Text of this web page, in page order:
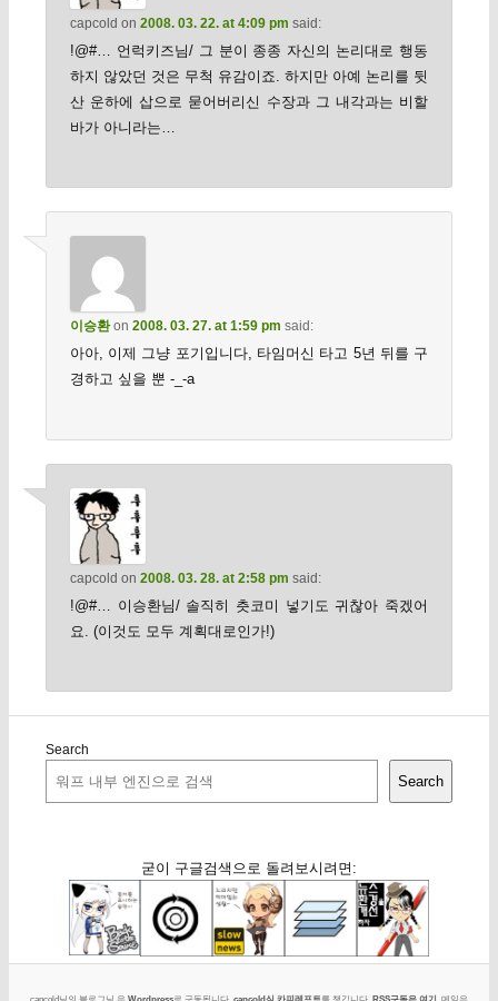
capcold on 2008. 03. 22. at 4:09 pm said:
!@#… 언럭키즈님/ 그 분이 종종 자신의 논리대로 행동
하지 않았던 것은 무척 유감이죠. 하지만 아예 논리를 뒷
산 운하에 삽으로 묻어버리신 수장과 그 내각과는 비할
바가 아니라는…
이승환on 2008. 03. 27. at 1:59 pm said:
아아, 이제 그냥 포기입니다, 타임머신 타고 5년 뒤를 구
경하고 싶을 뿐 -_-a
capcold on 2008. 03. 28. at 2:58 pm said:
!@#… 이승환님/ 솔직히 츳코미 넣기도 귀찮아 죽겠어
요. (이것도 모두 계획대로인가!)
Search
Search
굳이 구글검색으로 돌려보시려면: